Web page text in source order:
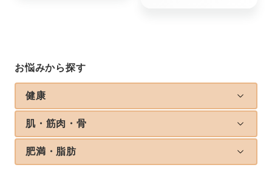
お悩みから探す
健康
肌・筋肉・骨
肥満・脂肪